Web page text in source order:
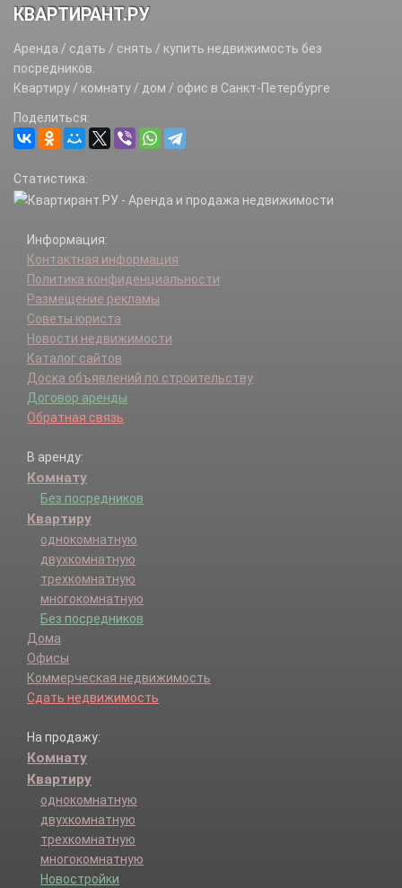
КВАРТИРАНТ.РУ
Аренда / сдать / снять / купить недвижимость без
посредников.
Квартиру / комнату / дом / офис в Санкт-Петербурге
Поделиться:
Статистика:
Информация:
Контактная информация
Политика конфиденциальности
Размещение рекламы
Советы юриста
Новости недвижимости
Каталог сайтов
Доска объявлений по строительству
Договор аренды
Обратная связь
В аренду:
Комнату
Без посредников
Квартиру
однокомнатную
двухкомнатную
трехкомнатную
многокомнатную
Без посредников
Дома
Офисы
Коммерческая недвижимость
Сдать недвижимость
На продажу:
Комнату
Квартиру
однокомнатную
двухкомнатную
трехкомнатную
многокомнатную
Новостройки